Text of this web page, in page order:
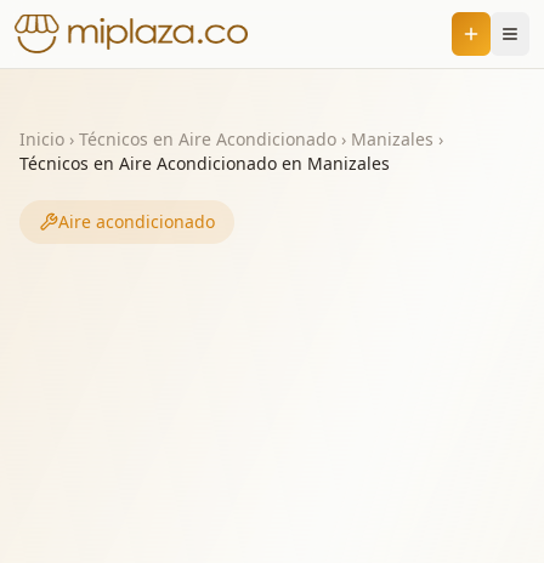
Inicio › Técnicos en Aire Acondicionado › Manizales ›
Técnicos en Aire Acondicionado en Manizales
Aire acondicionado